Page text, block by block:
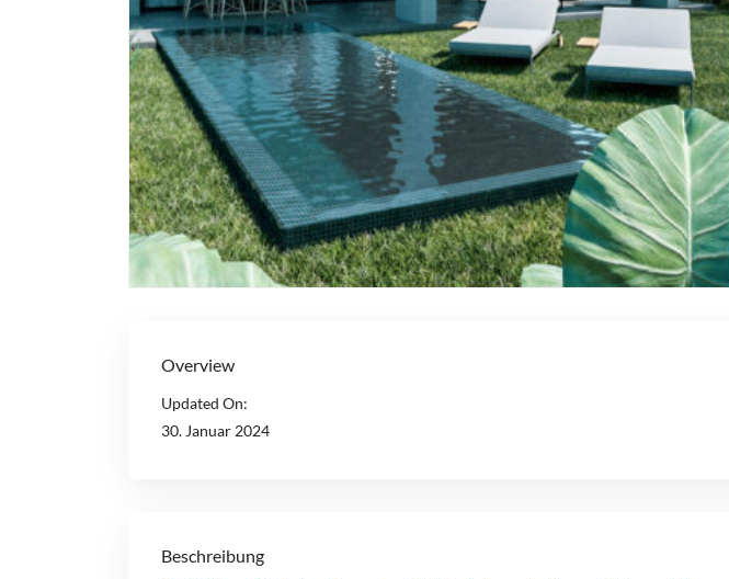
Overview
Updated On:
30. Januar 2024
Beschreibung